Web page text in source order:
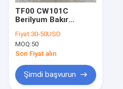
Fabrika turu
Bize Ulaşın
Bir teklif isteği
TF00 CW101C
Berilyum Bakır
Çubuklar İyi Termal
İletkenlik
Fiyat:30-50USD
MOQ:50
Son Fiyat alın
Şimdi başvurun